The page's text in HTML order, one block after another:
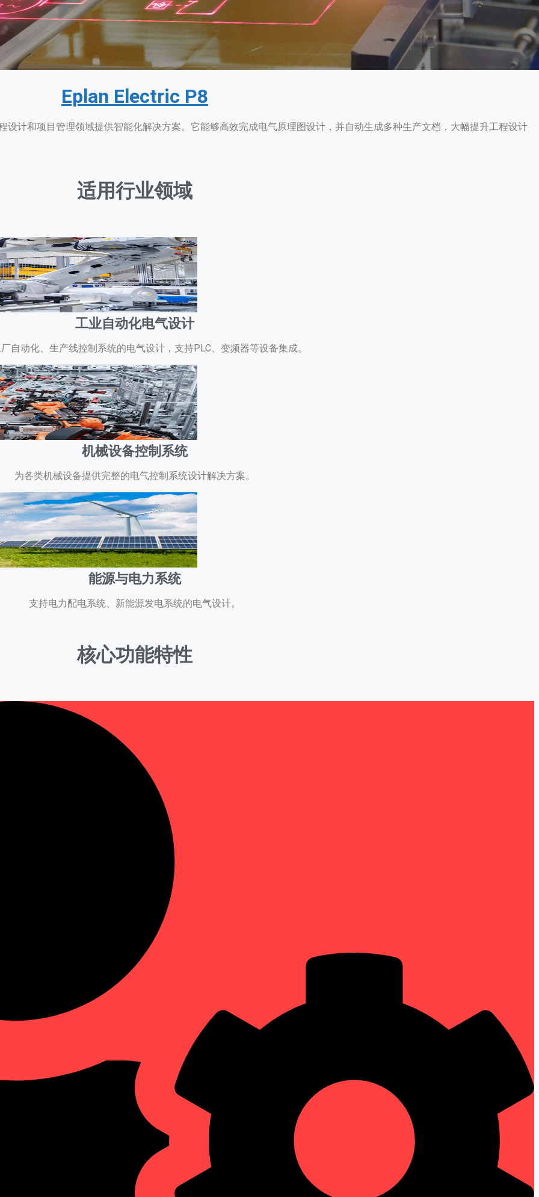
Eplan Electric P8
计和项目管理领域提供智能化解决方案。它能够高效完成电气原理图设计，并自动生成多种生产文档，大幅提升工程设计
适用行业领域
工业自动化电气设计
自动化、生产线控制系统的电气设计，支持PLC、变频器等设备集成。
机械设备控制系统
为各类机械设备提供完整的电气控制系统设计解决方案。
能源与电力系统
支持电力配电系统、新能源发电系统的电气设计。
核心功能特性